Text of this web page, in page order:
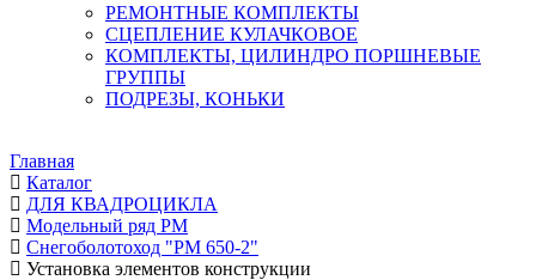
РЕМОНТНЫЕ КОМПЛЕКТЫ
СЦЕПЛЕНИЕ КУЛАЧКОВОЕ
КОМПЛЕКТЫ, ЦИЛИНДРО ПОРШНЕВЫЕ
ГРУППЫ
ПОДРЕЗЫ, КОНЬКИ
Главная
Каталог
ДЛЯ КВАДРОЦИКЛА
Модельный ряд РМ
Снегоболотоход "РМ 650-2"
Установка элементов конструкции